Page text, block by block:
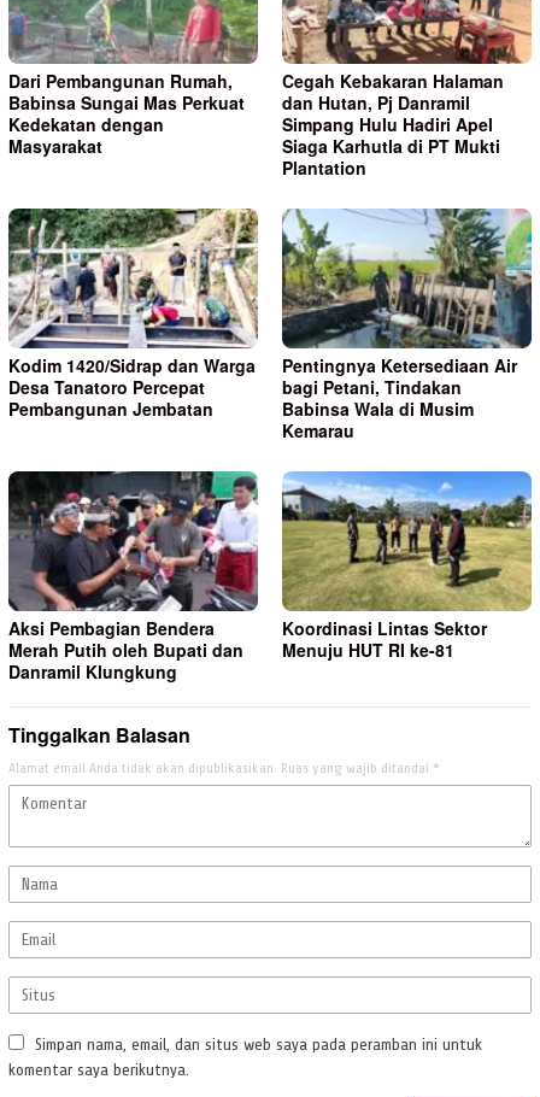
Dari Pembangunan Rumah,
Babinsa Sungai Mas Perkuat
Kedekatan dengan
Masyarakat
Cegah Kebakaran Halaman
dan Hutan, Pj Danramil
Simpang Hulu Hadiri Apel
Siaga Karhutla di PT Mukti
Plantation
Kodim 1420/Sidrap dan Warga
Desa Tanatoro Percepat
Pembangunan Jembatan
Pentingnya Ketersediaan Air
bagi Petani, Tindakan
Babinsa Wala di Musim
Kemarau
Aksi Pembagian Bendera
Merah Putih oleh Bupati dan
Danramil Klungkung
Koordinasi Lintas Sektor
Menuju HUT RI ke-81
Tinggalkan Balasan
Alamat email Anda tidak akan dipublikasikan. Ruas yang wajib ditandai *
Simpan nama, email, dan situs web saya pada peramban ini untuk
komentar saya berikutnya.